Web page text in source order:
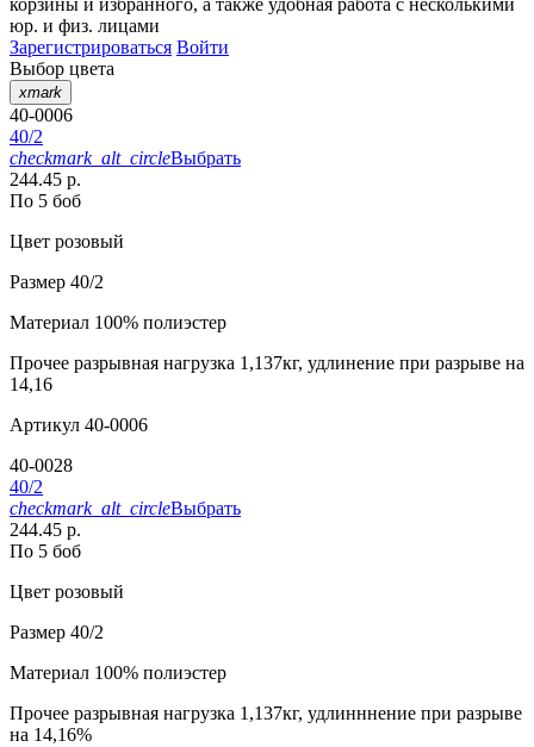
корзины и избранного, а также удобная работа с несколькими
юр. и физ. лицами
Зарегистрироваться Войти
Выбор цвета
xmark
40-0006
40/2
checkmark_alt_circleВыбрать
244.45 р.
По 5 боб
Цвет розовый
Размер 40/2
Материал 100% полиэстер
Прочее разрывная нагрузка 1,137кг, удлинение при разрыве на
14,16
Артикул 40-0006
40-0028
40/2
checkmark_alt_circleВыбрать
244.45 р.
По 5 боб
Цвет розовый
Размер 40/2
Материал 100% полиэстер
Прочее разрывная нагрузка 1,137кг, удлинннение при разрыве
на 14,16%